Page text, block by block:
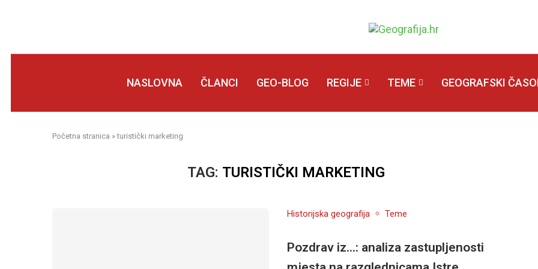
NASLOVNA ČLANCI GEO-BLOG REGIJE TEME GEOGRAFSKI
Početna stranica »turistički marketing
TAG: TURISTIČKI MARKETING
Historijska geografija Teme
Pozdrav iz…: analiza zastupljenosti